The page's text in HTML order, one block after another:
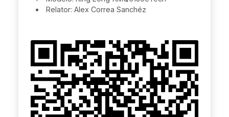
Relator: Alex Correa Sanchéz